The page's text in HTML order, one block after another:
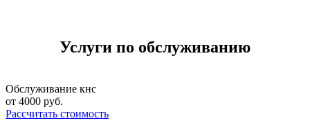
Услуги по обслуживанию
Обслуживание кнс
от 4000 руб.
Рассчитать стоимость